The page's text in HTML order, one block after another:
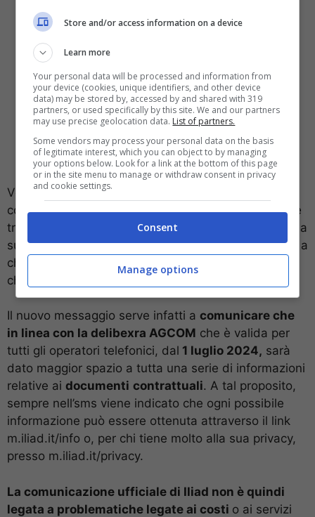
Volendo parlare di Iliad, negli ultimi giorni, la
compagnia sta inviando una comunicazione ufficiale
tramite sms ai propri utenti. La stessa, però, inizia da
subito tranquillizzando il cliente. Nell’sms che arriva a
chi è già cliente di Iliad c’è infatti scritto da subito
che
non ci saranno né aumenti né costi nascosti.
Il nuovo messaggio serve infatti a comunicare che
in linea con la delibexra AGCOM che è valida per
tutti gli operatori telefonici, dal 1 luglio 2024, sarà
dato maggior spazio a tutta una serie di informazioni
relative ai documenti contrattuali. A tal proposito,
sempre nell’sms viene indicato che ogni possibile
informazione può essere ottenuta attraverso il link
m.iliad.it/info o, per chi tiene molto alla sua privacy,
presso m.iliad.it/privacy.
La comunicazione ufficiale di Iliad non è quindi
legata a problematiche legate ai costi o ai servizi
Store and/or access information on a device
Learn more
Your personal data will be processed and information from
your device (cookies, unique identifiers, and other device
data) may be stored by, accessed by and shared with 319
partners, or used specifically by this site. We and our partners
may use precise geolocation data. List of partners.
Some vendors may process your personal data on the basis
of legitimate interest, which you can object to by managing
your options below. Look for a link at the bottom of this page
or in the site menu to manage or withdraw consent in privacy
and cookie settings.
Consent
Manage options